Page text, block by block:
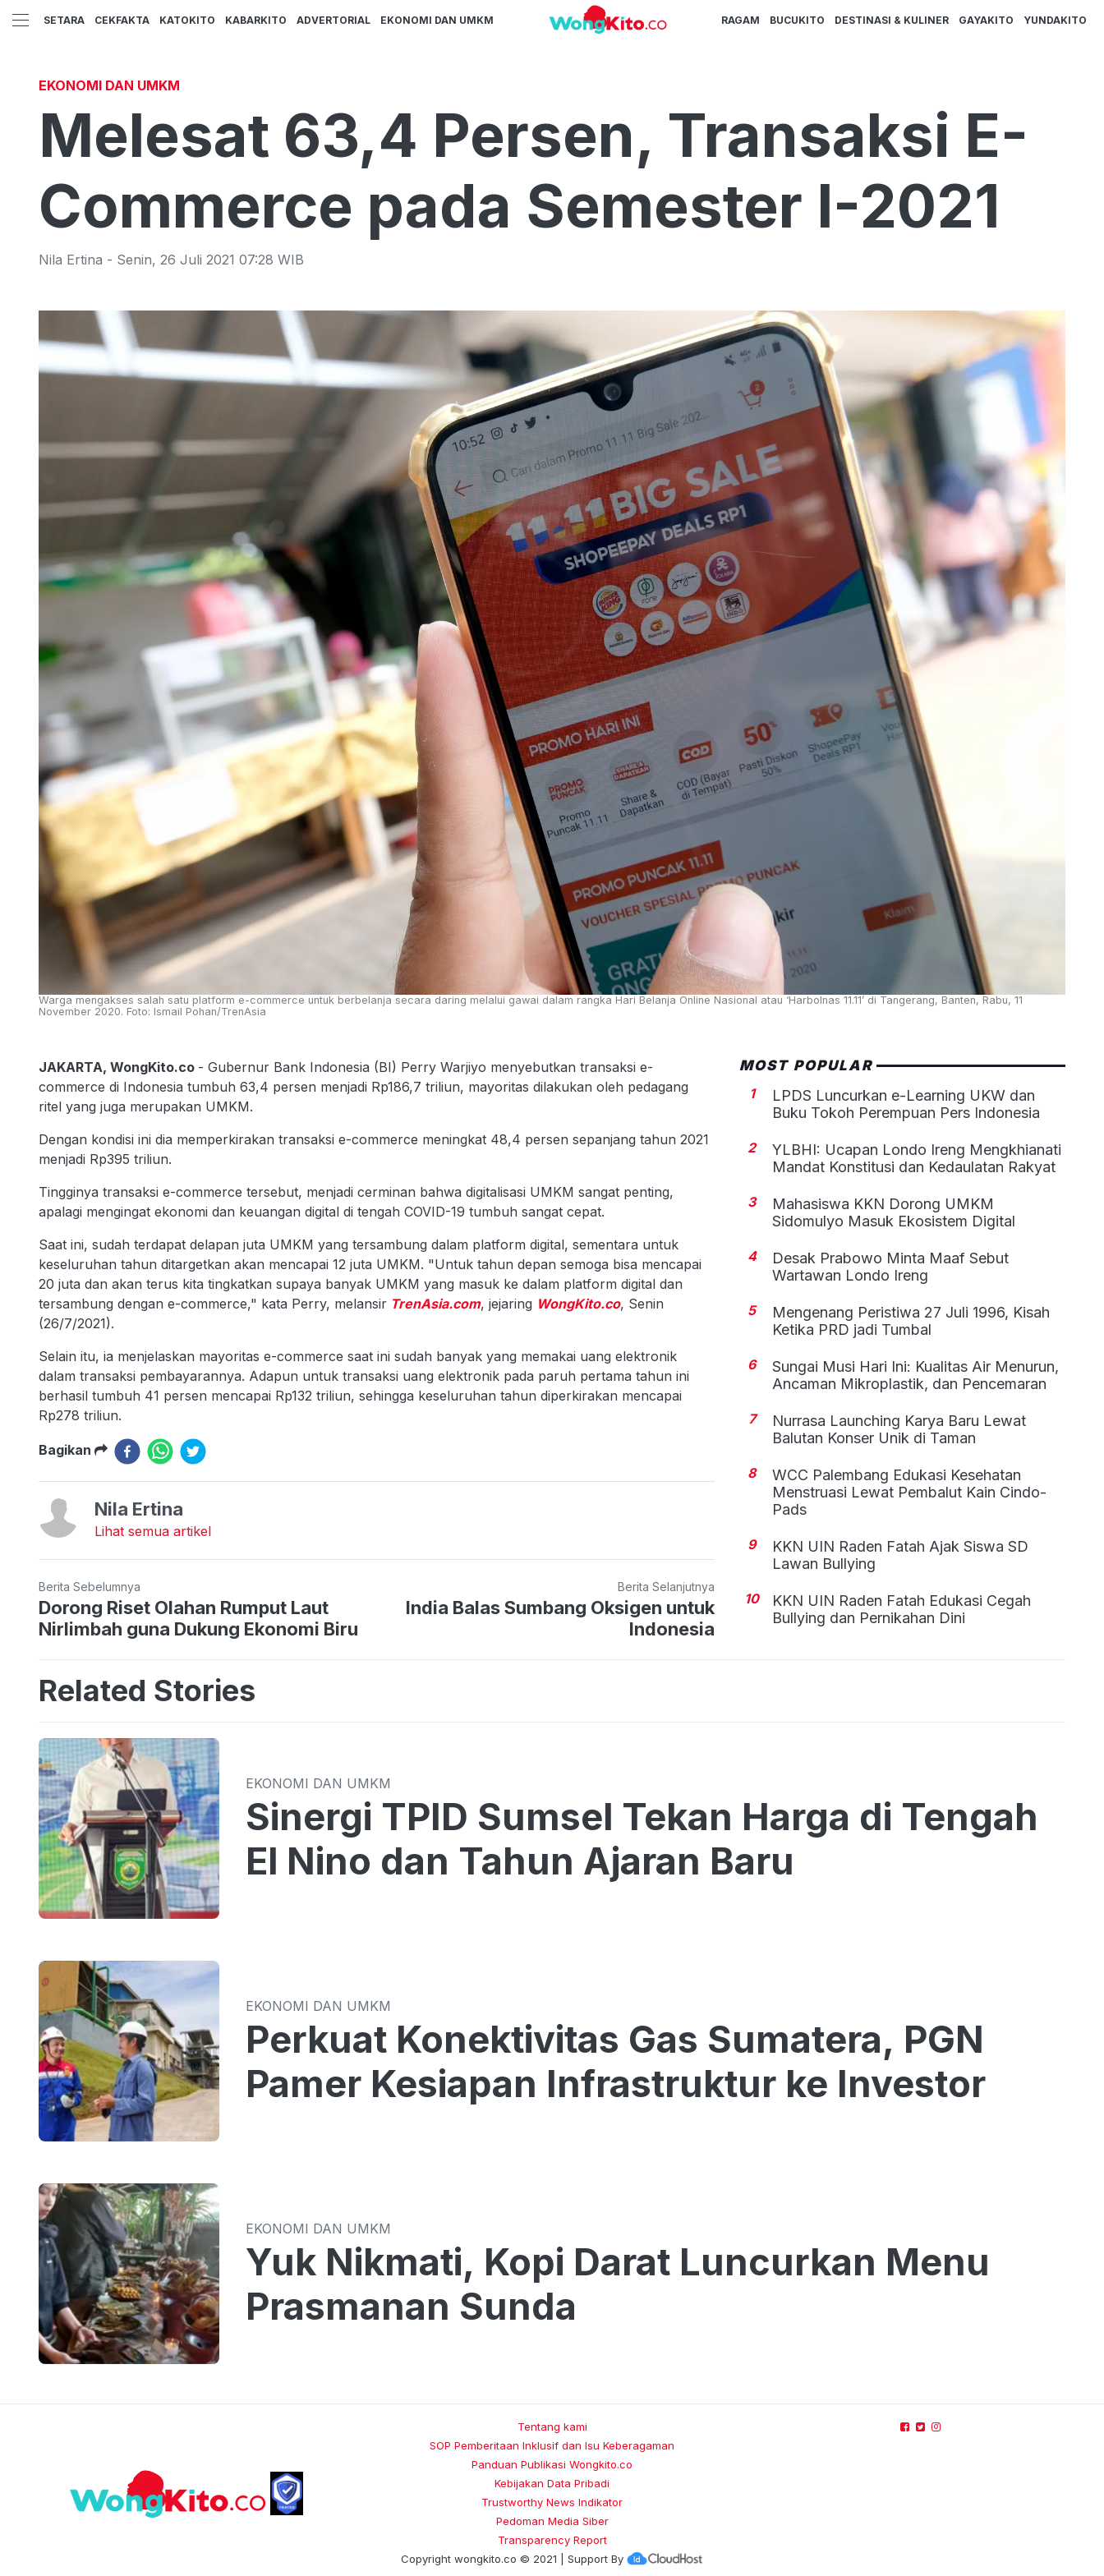
SETARA CEKFAKTA KATOKITO KABARKITO ADVERTORIAL EKONOMI DAN UMKM RAGAM BUCUKITO DESTINASI & KULINER GAYAKITO YUNDAKITO
EKONOMI DAN UMKM
Melesat 63,4 Persen, Transaksi E-
Commerce pada Semester I-2021
Nila Ertina - Senin, 26 Juli 2021 07:28 WIB
Warga mengakses salah satu platform e-commerce untuk berbelanja secara daring melalui gawai dalam rangka Hari Belanja Online Nasional atau ‘Harbolnas 11.11’ di Tangerang, Banten, Rabu, 11
November 2020. Foto: Ismail Pohan/TrenAsia
JAKARTA, WongKito.co - Gubernur Bank Indonesia (BI) Perry Warjiyo menyebutkan transaksi e-
commerce di Indonesia tumbuh 63,4 persen menjadi Rp186,7 triliun, mayoritas dilakukan oleh pedagang
ritel yang juga merupakan UMKM.
Dengan kondisi ini dia memperkirakan transaksi e-commerce meningkat 48,4 persen sepanjang tahun 2021
menjadi Rp395 triliun.
Tingginya transaksi e-commerce tersebut, menjadi cerminan bahwa digitalisasi UMKM sangat penting,
apalagi mengingat ekonomi dan keuangan digital di tengah COVID-19 tumbuh sangat cepat.
Saat ini, sudah terdapat delapan juta UMKM yang tersambung dalam platform digital, sementara untuk
keseluruhan tahun ditargetkan akan mencapai 12 juta UMKM. "Untuk tahun depan semoga bisa mencapai
20 juta dan akan terus kita tingkatkan supaya banyak UMKM yang masuk ke dalam platform digital dan
tersambung dengan e-commerce," kata Perry, melansir TrenAsia.com, jejaring WongKito.co, Senin
(26/7/2021).
Selain itu, ia menjelaskan mayoritas e-commerce saat ini sudah banyak yang memakai uang elektronik
dalam transaksi pembayarannya. Adapun untuk transaksi uang elektronik pada paruh pertama tahun ini
berhasil tumbuh 41 persen mencapai Rp132 triliun, sehingga keseluruhan tahun diperkirakan mencapai
Rp278 triliun.
Bagikan
Nila Ertina
Lihat semua artikel
Berita Sebelumnya
Dorong Riset Olahan Rumput Laut
Nirlimbah guna Dukung Ekonomi Biru
Berita Selanjutnya
India Balas Sumbang Oksigen untuk
Indonesia
MOST POPULAR
1
LPDS Luncurkan e-Learning UKW dan
Buku Tokoh Perempuan Pers Indonesia
2
YLBHI: Ucapan Londo Ireng Mengkhianati
Mandat Konstitusi dan Kedaulatan Rakyat
3
Mahasiswa KKN Dorong UMKM
Sidomulyo Masuk Ekosistem Digital
4
Desak Prabowo Minta Maaf Sebut
Wartawan Londo Ireng
5
Mengenang Peristiwa 27 Juli 1996, Kisah
Ketika PRD jadi Tumbal
6
Sungai Musi Hari Ini: Kualitas Air Menurun,
Ancaman Mikroplastik, dan Pencemaran
7
Nurrasa Launching Karya Baru Lewat
Balutan Konser Unik di Taman
8
WCC Palembang Edukasi Kesehatan
Menstruasi Lewat Pembalut Kain Cindo-
Pads
9
KKN UIN Raden Fatah Ajak Siswa SD
Lawan Bullying
10
KKN UIN Raden Fatah Edukasi Cegah
Bullying dan Pernikahan Dini
Related Stories
EKONOMI DAN UMKM
Sinergi TPID Sumsel Tekan Harga di Tengah
El Nino dan Tahun Ajaran Baru
EKONOMI DAN UMKM
Perkuat Konektivitas Gas Sumatera, PGN
Pamer Kesiapan Infrastruktur ke Investor
EKONOMI DAN UMKM
Yuk Nikmati, Kopi Darat Luncurkan Menu
Prasmanan Sunda
Tentang kami
SOP Pemberitaan Inklusif dan Isu Keberagaman
Panduan Publikasi Wongkito.co
Kebijakan Data Pribadi
Trustworthy News Indikator
Pedoman Media Siber
Transparency Report
Copyright wongkito.co © 2021 | Support By